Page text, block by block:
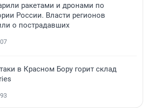
ракетами и дронами по
России. Власти регионов
о пострадавших
в Красном Бору горит склад